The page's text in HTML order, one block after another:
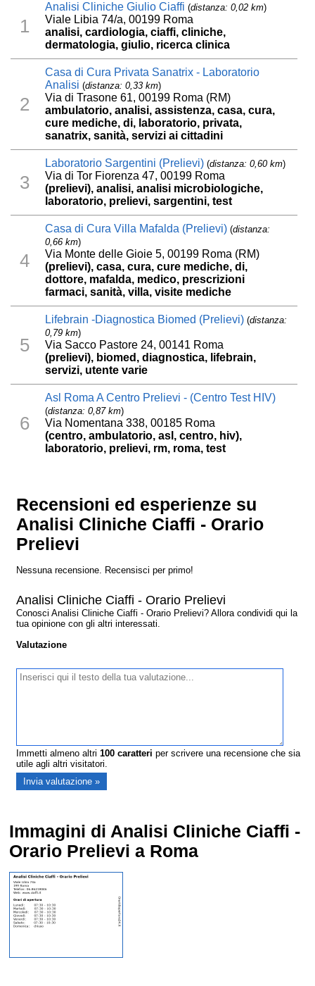
1
Analisi Cliniche Giulio Ciaffi (distanza: 0,02 km)
Viale Libia 74/a, 00199 Roma
analisi, cardiologia, ciaffi, cliniche,
dermatologia, giulio, ricerca clinica
2
Casa di Cura Privata Sanatrix - Laboratorio
Analisi (distanza: 0,33 km)
Via di Trasone 61, 00199 Roma (RM)
ambulatorio, analisi, assistenza, casa, cura,
cure mediche, di, laboratorio, privata,
sanatrix, sanità, servizi ai cittadini
3
Laboratorio Sargentini (Prelievi) (distanza: 0,60 km)
Via di Tor Fiorenza 47, 00199 Roma
(prelievi), analisi, analisi microbiologiche,
laboratorio, prelievi, sargentini, test
4
Casa di Cura Villa Mafalda (Prelievi) (distanza:
0,66 km)
Via Monte delle Gioie 5, 00199 Roma (RM)
(prelievi), casa, cura, cure mediche, di,
dottore, mafalda, medico, prescrizioni
farmaci, sanità, villa, visite mediche
5
Lifebrain -Diagnostica Biomed (Prelievi) (distanza:
0,79 km)
Via Sacco Pastore 24, 00141 Roma
(prelievi), biomed, diagnostica, lifebrain,
servizi, utente varie
6
Asl Roma A Centro Prelievi - (Centro Test HIV)
(distanza: 0,87 km)
Via Nomentana 338, 00185 Roma
(centro, ambulatorio, asl, centro, hiv),
laboratorio, prelievi, rm, roma, test
Recensioni ed esperienze su
Analisi Cliniche Ciaffi - Orario
Prelievi
Nessuna recensione. Recensisci per primo!
Analisi Cliniche Ciaffi - Orario Prelievi
Conosci Analisi Cliniche Ciaffi - Orario Prelievi? Allora condividi qui la
tua opinione con gli altri interessati.
Valutazione
Immetti almeno altri100 caratteri per scrivere una recensione che sia
utile agli altri visitatori.
Immagini di Analisi Cliniche Ciaffi -
Orario Prelievi a Roma